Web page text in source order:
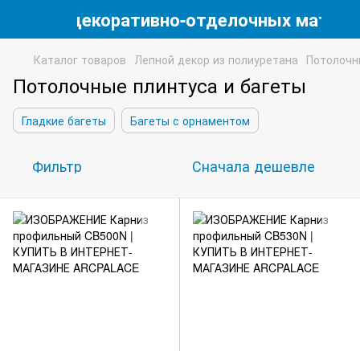
декоративно-отделочных
Каталог товаров Лепной декор из полиуретана
Потолочные плинтуса и багеты
Гладкие багеты Багеты с орнаментом
Фильтр Сначала дешевле